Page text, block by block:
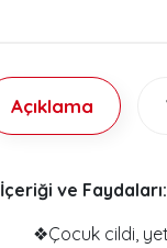
Açıklama
İçeriği ve Faydaları:
❖Çocuk cildi,